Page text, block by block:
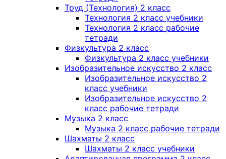
Труд (Технология) 2 класс
Технология 2 класс учебники
Технология 2 класс рабочие
тетради
Физкультура 2 класс
Физкультура 2 класс учебники
Изобразительное искусство 2 класс
Изобразительное искусство 2
класс учебники
Изобразительное искусство 2
класс рабочие тетради
Музыка 2 класс
Музыка 2 класс рабочие тетради
Шахматы 2 класс
Шахматы 2 класс учебники